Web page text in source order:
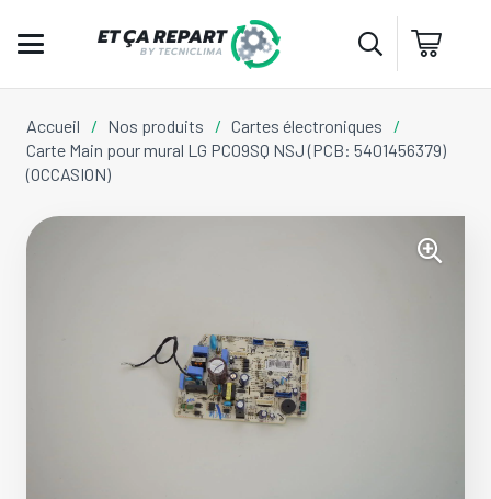
Accueil / Nos produits / Cartes électroniques
/
Carte Main pour mural LG PC09SQ NSJ (PCB: 5401456379)
(OCCASION)